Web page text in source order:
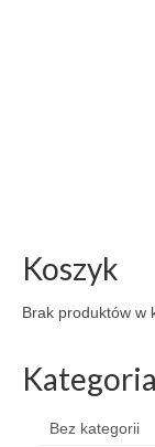
Koszyk
Brak produktów w
Bez kategorii